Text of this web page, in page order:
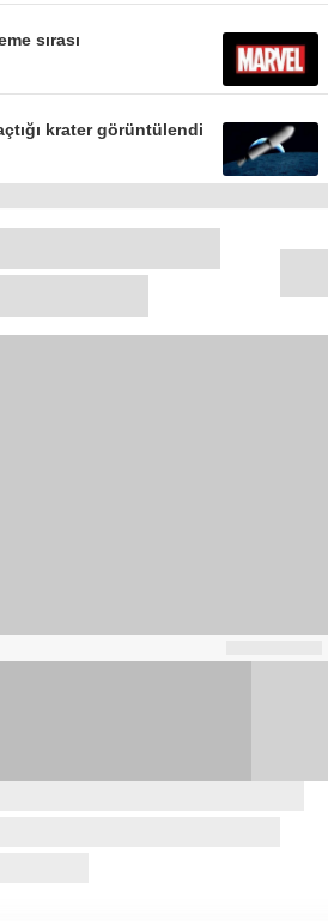
sırası
krater görüntülendi